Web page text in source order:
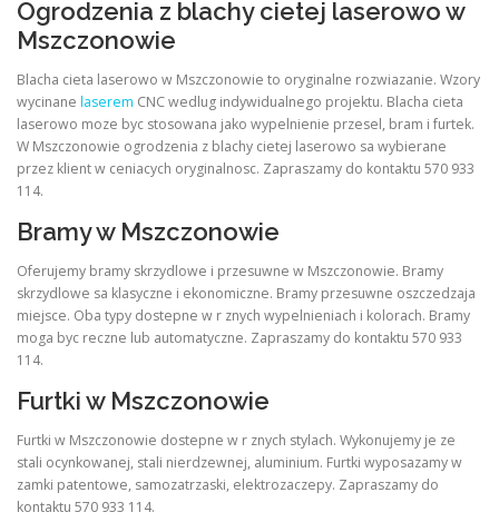
Ogrodzenia z blachy cietej laserowo w
Mszczonowie
Blacha cieta laserowo w Mszczonowie to oryginalne rozwiazanie. Wzory
wycinane laserem CNC wedlug indywidualnego projektu. Blacha cieta
laserowo moze byc stosowana jako wypelnienie przesel, bram i furtek.
W Mszczonowie ogrodzenia z blachy cietej laserowo sa wybierane
przez klient w ceniacych oryginalnosc. Zapraszamy do kontaktu 570 933
114.
Bramy w Mszczonowie
Oferujemy bramy skrzydlowe i przesuwne w Mszczonowie. Bramy
skrzydlowe sa klasyczne i ekonomiczne. Bramy przesuwne oszczedzaja
miejsce. Oba typy dostepne w r znych wypelnieniach i kolorach. Bramy
moga byc reczne lub automatyczne. Zapraszamy do kontaktu 570 933
114.
Furtki w Mszczonowie
Furtki w Mszczonowie dostepne w r znych stylach. Wykonujemy je ze
stali ocynkowanej, stali nierdzewnej, aluminium. Furtki wyposazamy w
zamki patentowe, samozatrzaski, elektrozaczepy. Zapraszamy do
kontaktu 570 933 114.